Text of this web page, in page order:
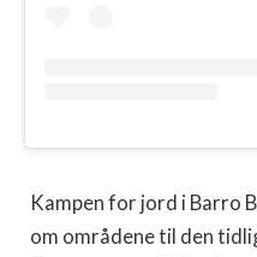
Kampen for jord i Barro
om områdene til den